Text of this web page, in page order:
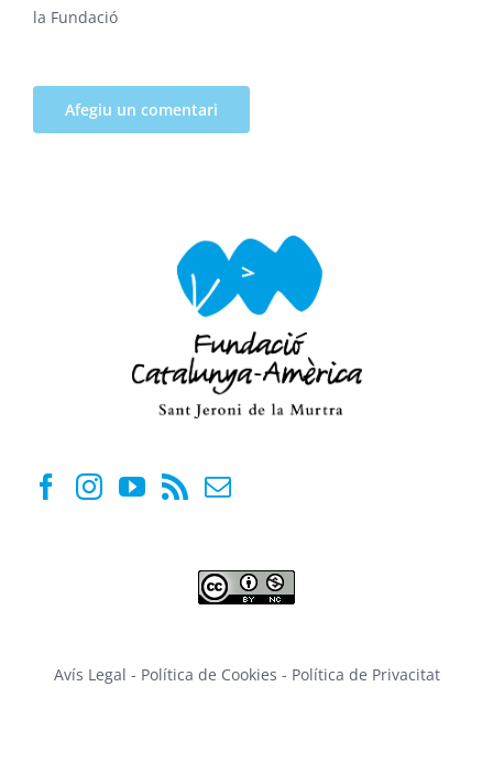
la Fundació
Avís Legal - Política de Cookies - Política de Privacitat